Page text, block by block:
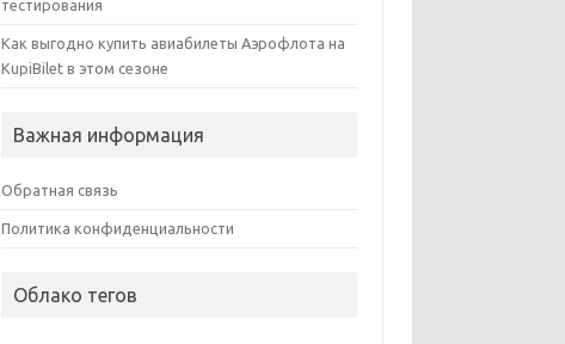
тестирования
Как выгодно купить авиабилеты Аэрофлота на
KupiBilet в этом сезоне
Важная информация
Обратная связь
Политика конфиденциальности
Облако тегов